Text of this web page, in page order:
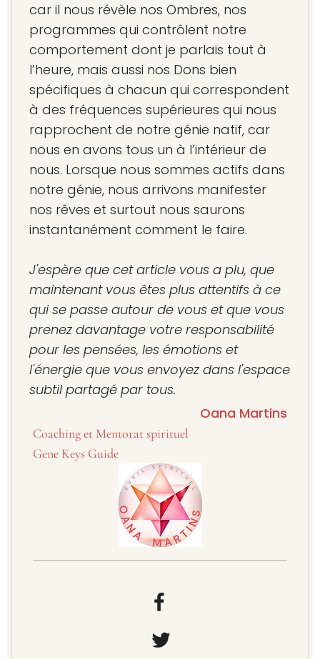
car il nous révèle nos Ombres, nos
programmes qui contrôlent notre
comportement dont je parlais tout à
l’heure, mais aussi nos Dons bien
spécifiques à chacun qui correspondent
à des fréquences supérieures qui nous
rapprochent de notre génie natif, car
nous en avons tous un à l’intérieur de
nous. Lorsque nous sommes actifs dans
notre génie, nous arrivons manifester
nos rêves et surtout nous saurons
instantanément comment le faire.
J'espère que cet article vous a plu, que
maintenant vous êtes plus attentifs à ce
qui se passe autour de vous et que vous
prenez davantage votre responsabilité
pour les pensées, les émotions et
l'énergie que vous envoyez dans l'espace
subtil partagé par tous.
Oana Martins
Coaching et Mentorat spirituel
Gene Keys Guide